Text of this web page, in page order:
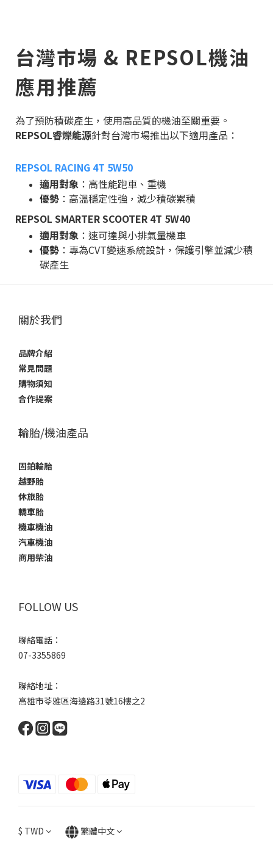
台灣市場 & REPSOL機油
應用推薦
為了預防積碳產生，使用高品質的機油至關重要。
REPSOL睿爍能源針對台灣市場推出以下適用產品：
REPSOL RACING 4T 5W50
適用對象 ：高性能跑車、重機
優勢 ：高溫穩定性強，減少積碳累積
REPSOL SMARTER SCOOTER 4T 5W40
適用對象 ：速可達與小排氣量機車
優勢 ：專為CVT變速系統設計，保護引擎並減少積
碳產生
關於我們
品牌介紹
常見問題
購物須知
合作提案
輪胎/機油產品
固鉑輪胎
越野胎
休旅胎
轎車胎
機車機油
汽車機油
商用柴油
FOLLOW US
聯絡電話：
07-3355869
聯絡地址：
高雄市苓雅區海邊路31號16樓之2
$ TWD 繁體中文